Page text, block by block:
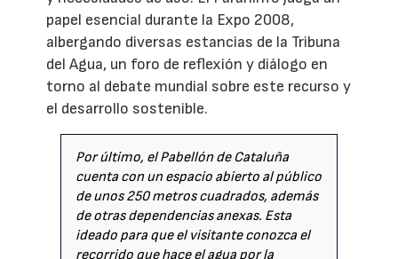
papel esencial durante la Expo 2008,
albergando diversas estancias de la Tribuna
del Agua, un foro de reflexión y diálogo en
torno al debate mundial sobre este recurso y
el desarrollo sostenible.
Por último, el Pabellón de Cataluña
cuenta con un espacio abierto al público
de unos 250 metros cuadrados, además
de otras dependencias anexas. Esta
ideado para que el visitante conozca el
recorrido que hace el agua por la